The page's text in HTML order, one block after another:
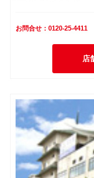
お問合せ：0120-25-4411
店